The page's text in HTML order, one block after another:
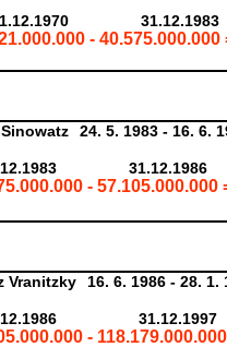
31.12.1983
-
24. 5. 1983 - 16. 6.
31.12.1986
-
Vranitzky 16. 6. 1986 - 28. 1.
31.12.1997
-